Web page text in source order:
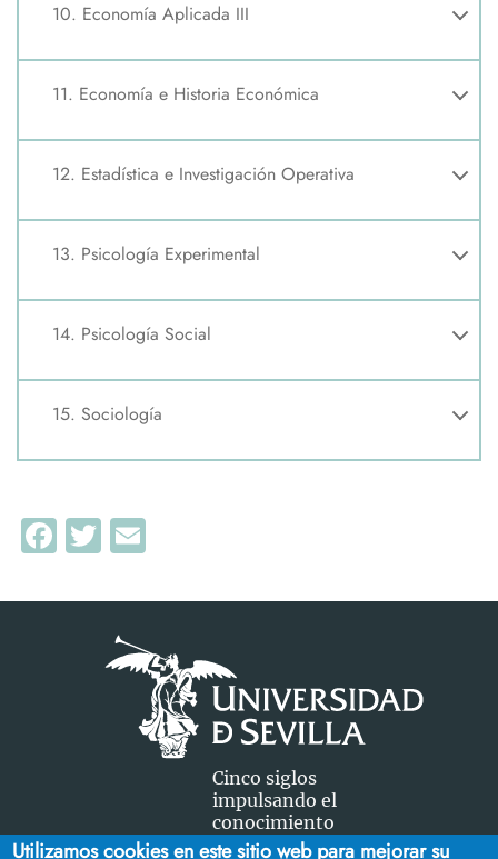
10. Economía Aplicada III
11. Economía e Historia Económica
12. Estadística e Investigación Operativa
13. Psicología Experimental
14. Psicología Social
15. Sociología
Facebook
Twitter
Cinco siglos
impulsando el
conocimiento
Utilizamos cookies en este sitio web para mejorar su